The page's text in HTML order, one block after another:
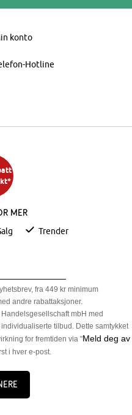
konto
Hotline
mer
Trender
fra 449 kr minimum
andre rabattaksjoner.
mbH med
tilbud. Dette samtykket
for fremtiden via "Meld deg av
i hver e-post.